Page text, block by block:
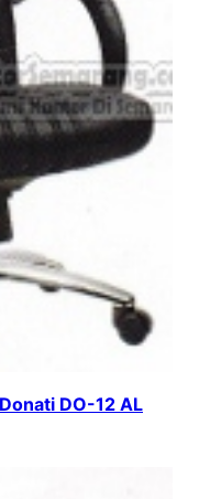
DO-12 AL